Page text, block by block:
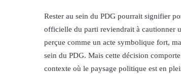
Rester au sein du PDG pourrait signifier
officielle du parti reviendrait à cautionner
perçue comme un acte symbolique fort,
sein du PDG. Mais cette décision
contexte où le paysage politique est en